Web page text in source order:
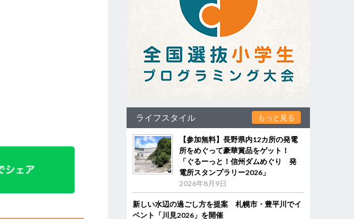
ライフスタイル もっと見る
【参加無料】長野県内12カ所の発電
所をめぐって豪華賞品をゲット！
「ぐるーっと！信州ダムめぐり 発
電所スタンプラリー2026」
2026年8月9日
新しい水辺の過ごし方を提案 札幌市・豊平川でイ
ベント「川見2026」を開催